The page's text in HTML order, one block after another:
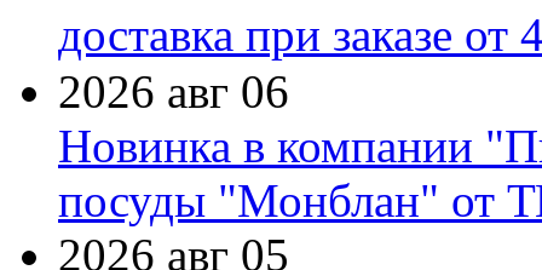
доставка при заказе от
2026 авг 06
Новинка в компании
посуды "Монблан" от
2026 авг 05